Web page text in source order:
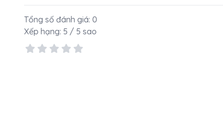
Tổng số đánh giá: 0
Xếp hạng: 5 / 5 sao